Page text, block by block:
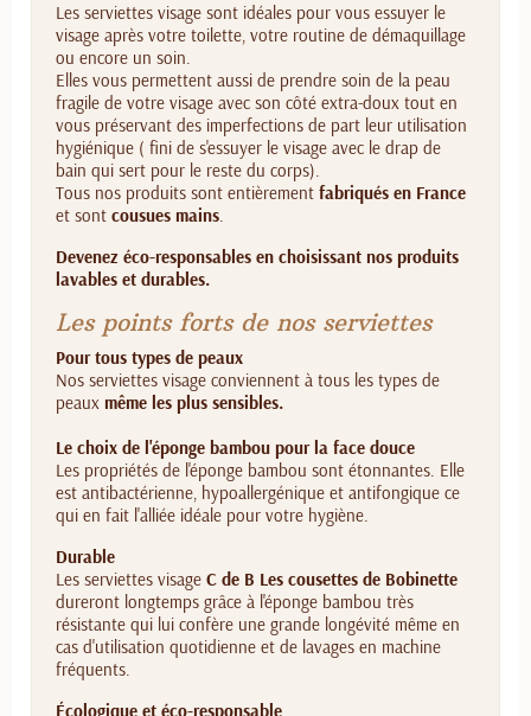
Les serviettes visage sont idéales pour vous essuyer le
visage après votre toilette, votre routine de démaquillage
ou encore un soin.
Elles vous permettent aussi de prendre soin de la peau
fragile de votre visage avec son côté extra-doux tout en
vous préservant des imperfections de part leur utilisation
hygiénique ( fini de s'essuyer le visage avec le drap de
bain qui sert pour le reste du corps).
Tous nos produits sont entièrement fabriqués en France
et sont cousues mains.
Devenez éco-responsables en choisissant nos produits
lavables et durables.
Les points forts de nos serviettes
Pour tous types de peaux
Nos serviettes visage conviennent à tous les types de
peaux même les plus sensibles.
Le choix de l'éponge bambou pour la face douce
Les propriétés de l'éponge bambou sont étonnantes. Elle
est antibactérienne, hypoallergénique et antifongique ce
qui en fait l'alliée idéale pour votre hygiène.
Durable
Les serviettes visage C de B Les cousettes de Bobinette
dureront longtemps grâce à l'éponge bambou très
résistante qui lui confère une grande longévité même en
cas d'utilisation quotidienne et de lavages en machine
fréquents.
Écologique et éco-responsable